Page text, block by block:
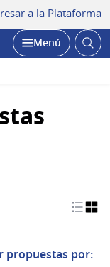
a la Plataforma
Abrir
Menú
propuestas por: